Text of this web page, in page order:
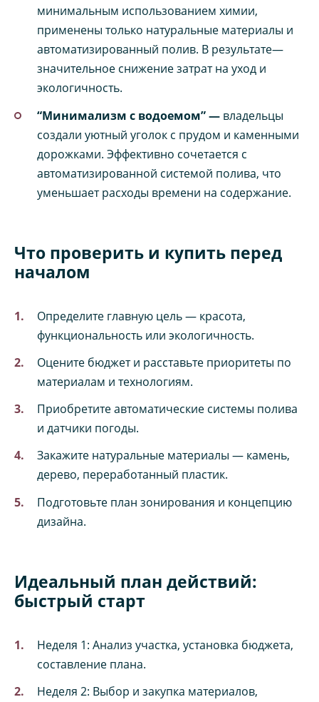
минимальным использованием химии,
применены только натуральные материалы и
автоматизированный полив. В результате—
значительное снижение затрат на уход и
экологичность.
“Минимализм с водоемом” — владельцы
создали уютный уголок с прудом и каменными
дорожками. Эффективно сочетается с
автоматизированной системой полива, что
уменьшает расходы времени на содержание.
Что проверить и купить перед
началом
Определите главную цель — красота,
функциональность или экологичность.
Оцените бюджет и расставьте приоритеты по
материалам и технологиям.
Приобретите автоматические системы полива
и датчики погоды.
Закажите натуральные материалы — камень,
дерево, переработанный пластик.
Подготовьте план зонирования и концепцию
дизайна.
Идеальный план действий:
быстрый старт
Неделя 1: Анализ участка, установка бюджета,
составление плана.
Неделя 2: Выбор и закупка материалов,